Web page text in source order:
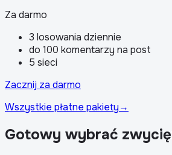
Za darmo
3 losowania dziennie
do 100 komentarzy na post
5 sieci
Zacznij za darmo
Wszystkie płatne pakiety→
Gotowy wybrać